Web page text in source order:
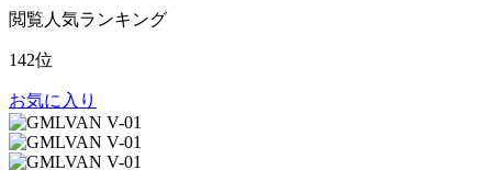
閲覧人気ランキング
142位
お気に入り